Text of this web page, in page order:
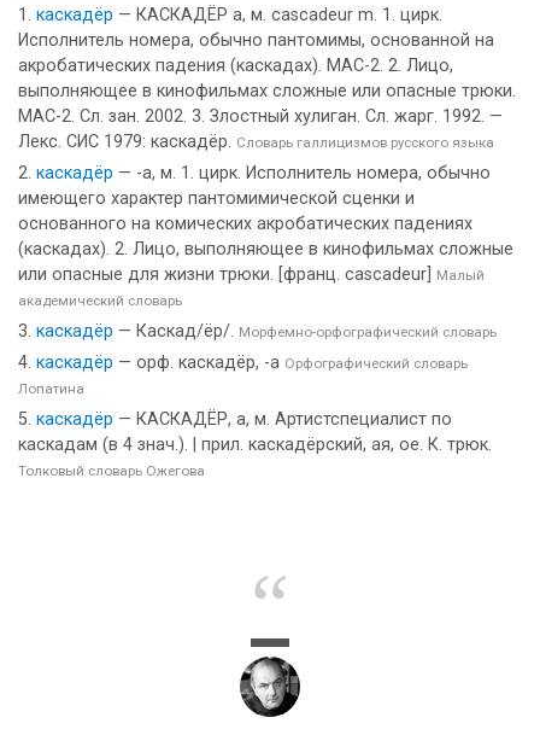
каскадёр — КАСКАДЁР а, м. cascadeur m. 1. цирк.
Исполнитель номера, обычно пантомимы, основанной на
акробатических падения (каскадах). МАС-2. 2. Лицо,
выполняющее в кинофильмах сложные или опасные трюки.
МАС-2. Сл. зан. 2002. 3. Злостный хулиган. Сл. жарг. 1992. —
Лекс. СИС 1979: каскадёр. Словарь галлицизмов русского языка
каскадёр — -а, м. 1. цирк. Исполнитель номера, обычно
имеющего характер пантомимической сценки и
основанного на комических акробатических падениях
(каскадах). 2. Лицо, выполняющее в кинофильмах сложные
или опасные для жизни трюки. [франц. cascadeur]
Малый
академический словарь
каскадёр — Каскад/ёр/. Морфемно-орфографический словарь
каскадёр — орф. каскадёр, -а Орфографический словарь
Лопатина
каскадёр — КАСКАДЁР, а, м. Артистспециалист по
каскадам (в 4 знач.). | прил. каскадёрский, ая, ое. К. трюк.
Толковый словарь Ожегова